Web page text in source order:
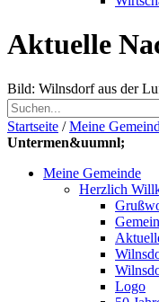
Aktuelle
Bild: Wilnsdorf aus der
Startseite /Meine
Untermen&uumnl;
Meine Gemeinde
Herzlich
Logo